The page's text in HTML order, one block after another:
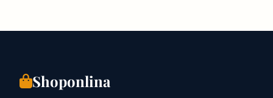
COMPLET
2026)
Shoponlina